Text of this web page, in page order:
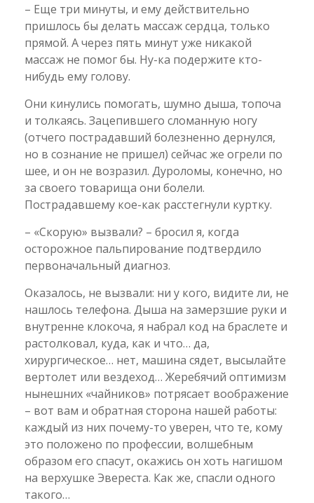
– Еще три минуты, и ему действительно
пришлось бы делать массаж сердца, только
прямой. А через пять минут уже никакой
массаж не помог бы. Ну-ка подержите кто-
нибудь ему голову.
Они кинулись помогать, шумно дыша, топоча
и толкаясь. Зацепившего сломанную ногу
(отчего пострадавший болезненно дернулся,
но в сознание не пришел) сейчас же огрели по
шее, и он не возразил. Дуроломы, конечно, но
за своего товарища они болели.
Пострадавшему кое-как расстегнули куртку.
– «Скорую» вызвали? – бросил я, когда
осторожное пальпирование подтвердило
первоначальный диагноз.
Оказалось, не вызвали: ни у кого, видите ли, не
нашлось телефона. Дыша на замерзшие руки и
внутренне клокоча, я набрал код на браслете и
растолковал, куда, как и что… да,
хирургическое… нет, машина сядет, высылайте
вертолет или вездеход… Жеребячий оптимизм
нынешних «чайников» потрясает воображение
– вот вам и обратная сторона нашей работы:
каждый из них почему-то уверен, что те, кому
это положено по профессии, волшебным
образом его спасут, окажись он хоть нагишом
на верхушке Эвереста. Как же, спасли одного
такого…